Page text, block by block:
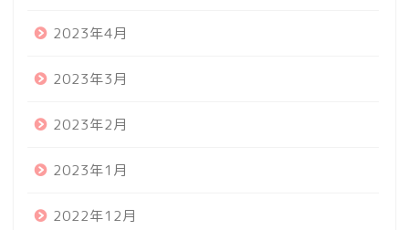
2023年4月
2023年3月
2023年2月
2023年1月
2022年12月